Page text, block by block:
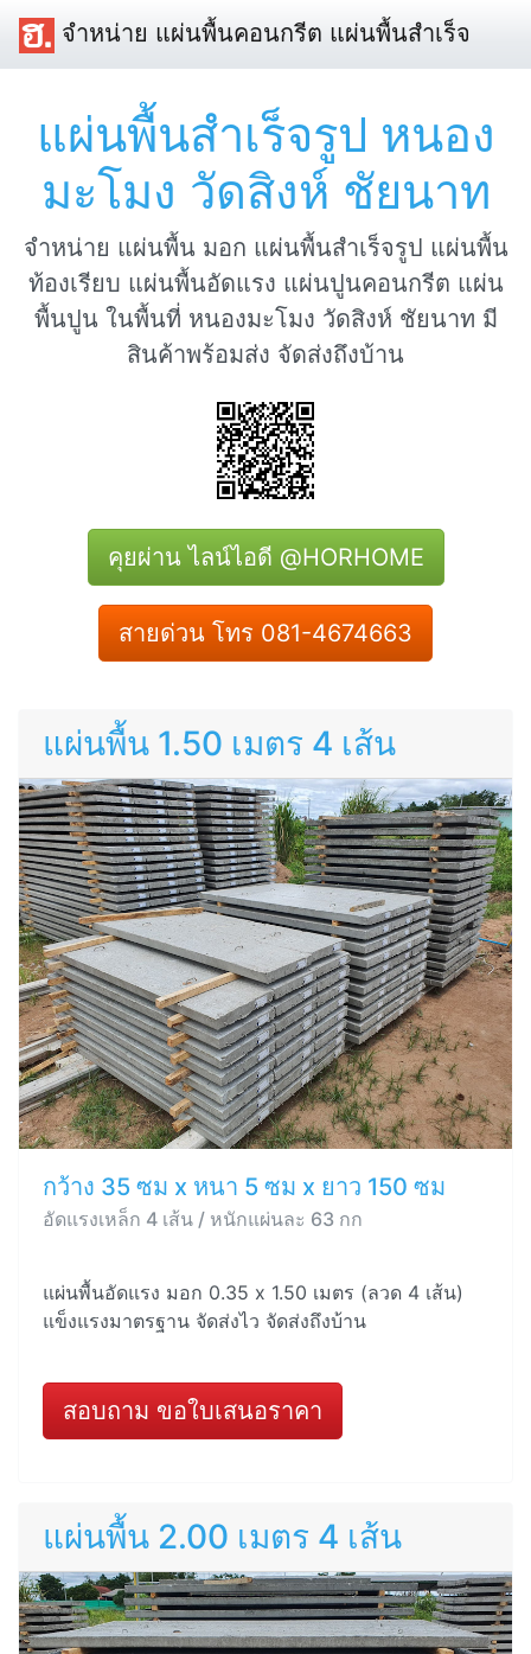
จำหน่าย แผ่นพื้นคอนกรีต แผ่นพื้นสำเร็จ
แผ่นพื้นสำเร็จรูป หนอง
มะโมง วัดสิงห์ ชัยนาท
จำหน่าย แผ่นพื้น มอก แผ่นพื้นสำเร็จรูป แผ่นพื้น
ท้องเรียบ แผ่นพื้นอัดแรง แผ่นปูนคอนกรีต แผ่น
พื้นปูน ในพื้นที่ หนองมะโมง วัดสิงห์ ชัยนาท มี
สินค้าพร้อมส่ง จัดส่งถึงบ้าน
คุยผ่าน ไลน์ไอดี @HORHOME
สายด่วน โทร 081-4674663
แผ่นพื้น 1.50 เมตร 4 เส้น
กว้าง 35 ซม x หนา 5 ซม x ยาว 150 ซม
อัดแรงเหล็ก 4 เส้น / หนักแผ่นละ 63 กก
แผ่นพื้นอัดแรง มอก 0.35 x 1.50 เมตร (ลวด 4 เส้น)
แข็งแรงมาตรฐาน จัดส่งไว จัดส่งถึงบ้าน
สอบถาม ขอใบเสนอราคา
แผ่นพื้น 2.00 เมตร 4 เส้น